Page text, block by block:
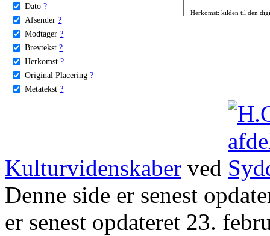
Dato ?
Afsender ?
Modtager ?
Brevtekst ?
Herkomst ?
Original Placering ?
Metatekst ?
Herkomst: kilden til den
Kulturvidenskaber ved
Denne side er senest
er senest opdateret 23.